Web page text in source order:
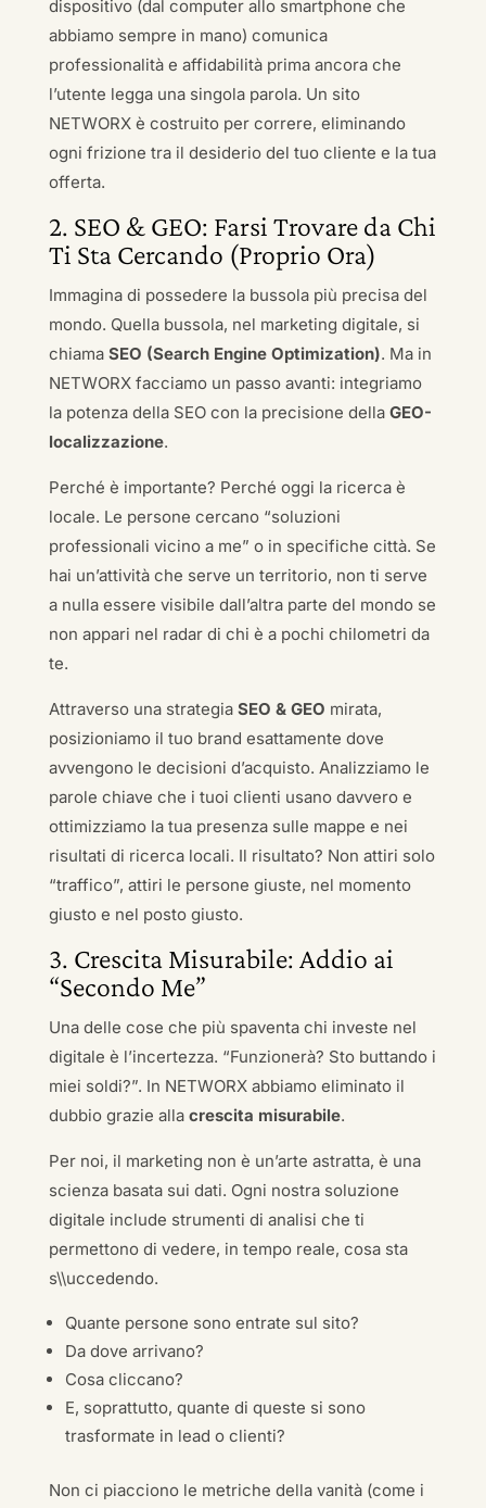
dispositivo (dal computer allo smartphone che
abbiamo sempre in mano) comunica
professionalità e affidabilità prima ancora che
l’utente legga una singola parola. Un sito
NETWORX è costruito per correre, eliminando
ogni frizione tra il desiderio del tuo cliente e la tua
offerta.
2. SEO & GEO: Farsi Trovare da Chi
Ti Sta Cercando (Proprio Ora)
Immagina di possedere la bussola più precisa del
mondo. Quella bussola, nel marketing digitale, si
chiama SEO (Search Engine Optimization). Ma in
NETWORX facciamo un passo avanti: integriamo
la potenza della SEO con la precisione della GEO-
localizzazione.
Perché è importante? Perché oggi la ricerca è
locale. Le persone cercano “soluzioni
professionali vicino a me” o in specifiche città. Se
hai un’attività che serve un territorio, non ti serve
a nulla essere visibile dall’altra parte del mondo se
non appari nel radar di chi è a pochi chilometri da
te.
Attraverso una strategia SEO & GEO mirata,
posizioniamo il tuo brand esattamente dove
avvengono le decisioni d’acquisto. Analizziamo le
parole chiave che i tuoi clienti usano davvero e
ottimizziamo la tua presenza sulle mappe e nei
risultati di ricerca locali. Il risultato? Non attiri solo
“traffico”, attiri le persone giuste, nel momento
giusto e nel posto giusto.
3. Crescita Misurabile: Addio ai
“Secondo Me”
Una delle cose che più spaventa chi investe nel
digitale è l’incertezza. “Funzionerà? Sto buttando i
miei soldi?”. In NETWORX abbiamo eliminato il
dubbio grazie alla crescita misurabile.
Per noi, il marketing non è un’arte astratta, è una
scienza basata sui dati. Ogni nostra soluzione
digitale include strumenti di analisi che ti
permettono di vedere, in tempo reale, cosa sta
s\\uccedendo.
Quante persone sono entrate sul sito?
Da dove arrivano?
Cosa cliccano?
E, soprattutto, quante di queste si sono
trasformate in lead o clienti?
Non ci piacciono le metriche della vanità (come i